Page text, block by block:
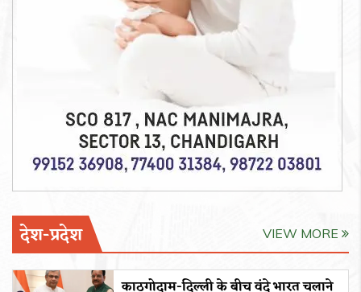
देश-प्रदेश VIEW MORE
काठगोदाम-दिल्ली के बीच वंदे भारत चलाने